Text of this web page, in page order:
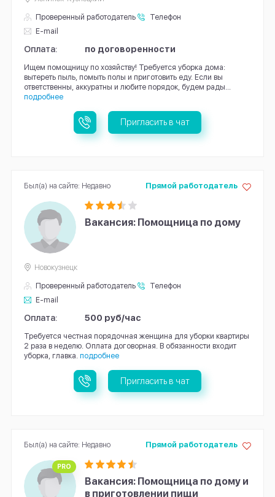
Проверенный работодатель
Телефон
E-mail
Оплата: по договоренности
Ищем помощницу по хозяйству! Требуется уборка дома:
вытереть пыль, помыть полы и приготовить еду. Если вы
ответственны, аккуратны и любите порядок, будем рады...
подробнее
Пригласить в чат
Вакансия: Помощница по дому
Проверенный работодатель
Телефон
E-mail
Прямой работодатель
Новокузнецк
Оплата: 500 руб/час
Требуется честная порядочная женщина для уборки квартиры
2 раза в неделю. Оплата договорная. В обязанности входит
уборка, главка. подробнее
Был(а) на сайте: Недавно
Пригласить в чат
PRO
Вакансия: Помощница по дому и
в приготовлении пищи
Прямой работодатель
Был(а) на сайте: Недавно